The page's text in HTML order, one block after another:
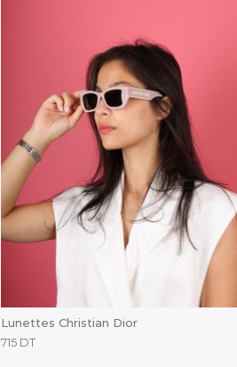
Lunettes Christian Dior
715 DT